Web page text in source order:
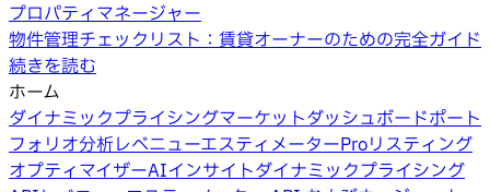
プロパティマネージャー
物件管理チェックリスト：賃貸オーナーのための完全ガイド
続きを読む
ホーム
ダイナミックプライシングマーケットダッシュボードポート
フォリオ分析レベニューエスティメーターProリスティング
オプティマイザーAIインサイトダイナミックプライシング